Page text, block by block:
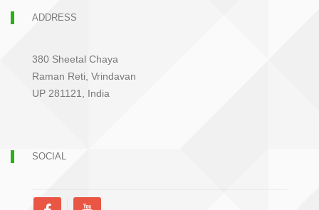
ADDRESS
380 Sheetal Chaya
Raman Reti, Vrindavan
UP 281121, India
SOCIAL